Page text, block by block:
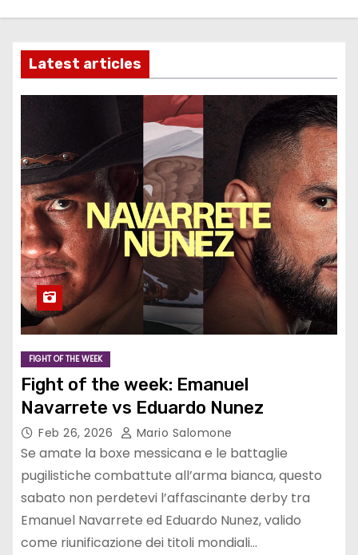
o
Latest articles
FIGHT OF THE WEEK
Fight of the week: Emanuel
Navarrete vs Eduardo Nunez
Feb 26, 2026 Mario Salomone
Se amate la boxe messicana e le battaglie
pugilistiche combattute all’arma bianca, questo
sabato non perdetevi l’affascinante derby tra
Emanuel Navarrete ed Eduardo Nunez, valido
come riunificazione dei titoli mondiali…